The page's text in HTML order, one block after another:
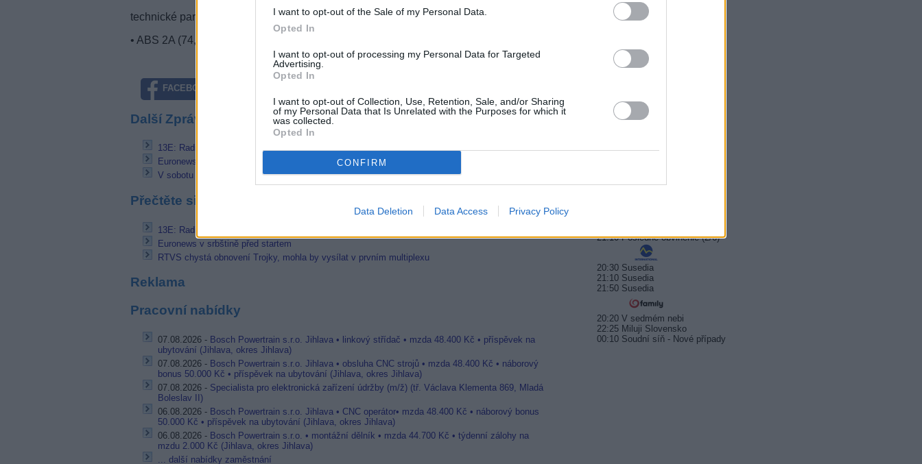
I want to opt-out of the Sale of my Personal Data.
Opted In
I want to opt-out of processing my Personal Data for Targeted
Advertising.
Opted In
I want to opt-out of Collection, Use, Retention, Sale, and/or Sharing
of my Personal Data that Is Unrelated with the Purposes for which it
was collected.
Opted In
CONFIRM
Data Deletion Data Access Privacy Policy
technické parametry - Shajan TV:
• ABS 2A (74,7°E), freq. 12,160 GHz, pol. V, SR 45000, FEC 2/3, DVB-S2/8PSK, FTA
FACEBOOK
Další Zprávičky
13E: Radio Italia Rap TV HD pod novým názvem
Euronews v srbštině před startem
V sobotu den otevřených dveří banskobystrického studia RTVS
Přečtěte si také
13E: Radio Italia Rap TV HD pod novým názvem
Euronews v srbštině před startem
RTVS chystá obnovení Trojky, mohla by vysílat v prvním multiplexu
Reklama
Pracovní nabídky
07.08.2026 - Bosch Powertrain s.r.o. Jihlava • linkový střídač • mzda 48.400 Kč • příspěvek na
ubytování (Jihlava, okres Jihlava)
07.08.2026 - Bosch Powertrain s.r.o. Jihlava • obsluha CNC strojů • mzda 48.400 Kč • náborový
bonus 50.000 Kč • příspěvek na ubytování (Jihlava, okres Jihlava)
07.08.2026 - Specialista pro elektronická zařízení údržby (m/ž) (tř. Václava Klementa 869, Mladá
Boleslav II)
06.08.2026 - Bosch Powertrain s.r.o. Jihlava • CNC operátor• mzda 48.400 Kč • náborový bonus
50.000 Kč • příspěvek na ubytování (Jihlava, okres Jihlava)
06.08.2026 - Bosch Powertrain s.r.o. • montážní dělník • mzda 44.700 Kč • týdenní zálohy na
mzdu 2.000 Kč (Jihlava, okres Jihlava)
... další nabídky zaměstnání
20:15 Zákony vlka 2 (6)
20:10 Profesionálové (3)
20:05 Sejdeme se na Cibulce
23:00 Sieň slávy
21:10 Posledné obvinenie (2/6)
20:30 Susedia
21:10 Susedia
21:50 Susedia
20:20 V sedmém nebi
22:25 Miluji Slovensko
00:10 Soudní síň - Nové případy